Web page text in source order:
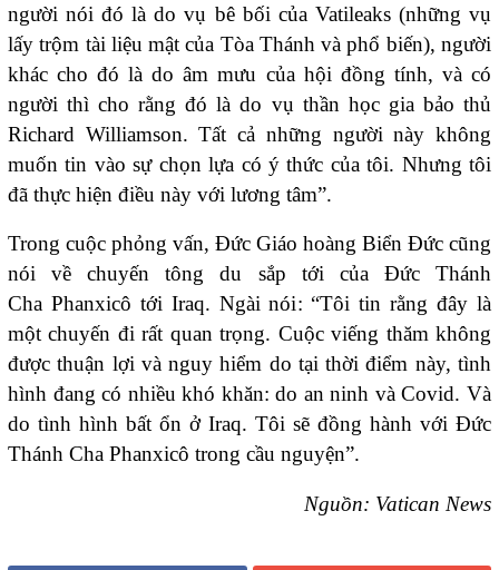
người nói đó là do vụ bê bối của Vatileaks (những vụ
lấy trộm tài liệu mật của Tòa Thánh và phổ biến), người
khác cho đó là do âm mưu của hội đồng tính, và có
người thì cho rằng đó là do vụ thần học gia bảo thủ
Richard Williamson. Tất cả những người này không
muốn tin vào sự chọn lựa có ý thức của tôi. Nhưng tôi
đã thực hiện điều này với lương tâm”.
Trong cuộc phỏng vấn, Đức Giáo hoàng Biển Đức cũng
nói về chuyến tông du sắp tới của Đức Thánh
Cha Phanxicô tới Iraq. Ngài nói: “Tôi tin rằng đây là
một chuyến đi rất quan trọng. Cuộc viếng thăm không
được thuận lợi và nguy hiểm do tại thời điểm này, tình
hình đang có nhiều khó khăn: do an ninh và Covid. Và
do tình hình bất ổn ở Iraq. Tôi sẽ đồng hành với Đức
Thánh Cha Phanxicô trong cầu nguyện”.
Nguồn: Vatican News